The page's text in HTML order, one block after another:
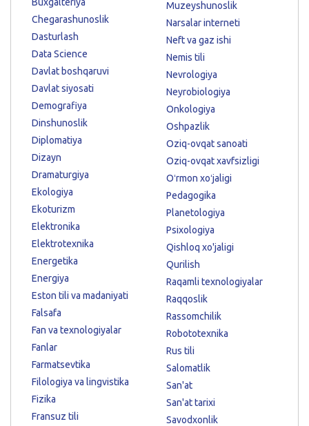
Chegarashunoslik
Dasturlash
Data Science
Davlat boshqaruvi
Davlat siyosati
Demografiya
Dinshunoslik
Diplomatiya
Dizayn
Dramaturgiya
Ekologiya
Ekoturizm
Elektronika
Elektrotexnika
Energetika
Energiya
Eston tili va madaniyati
Falsafa
Fan va texnologiyalar
Fanlar
Farmatsevtika
Filologiya va lingvistika
Fizika
Fransuz tili
Muzeyshunoslik
Narsalar interneti
Neft va gaz ishi
Nemis tili
Nevrologiya
Neyrobiologiya
Onkologiya
Oshpazlik
Oziq-ovqat sanoati
Oziq-ovqat xavfsizligi
Oʻrmon xoʻjaligi
Pedagogika
Planetologiya
Psixologiya
Qishloq xo'jaligi
Qurilish
Raqamli texnologiyalar
Raqqoslik
Rassomchilik
Robototexnika
Rus tili
Salomatlik
San'at
San'at tarixi
Savodxonlik